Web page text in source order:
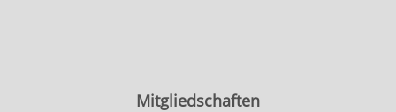
Mitgliedschaften